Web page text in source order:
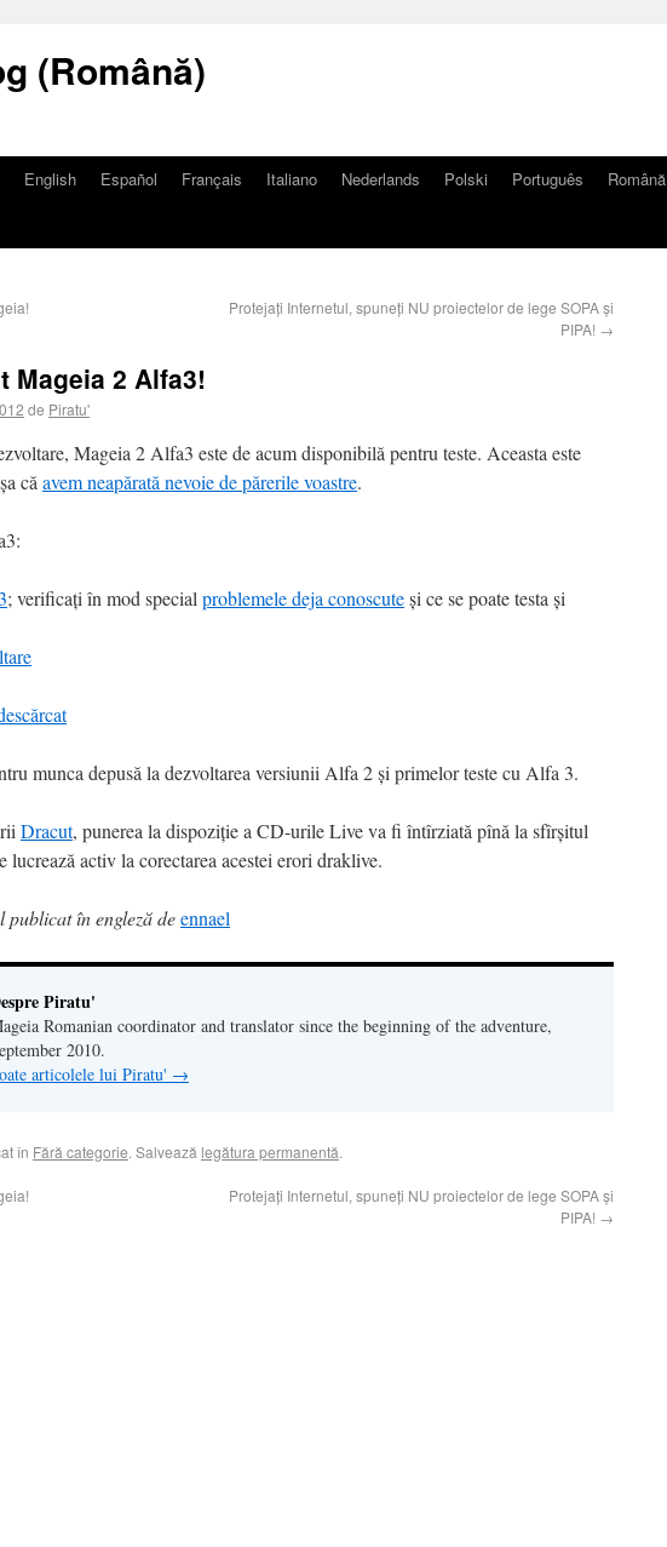
(Română)
English Español Français Italiano Nederlands Polski Português Română
Protejați Internetul, spuneți NU proiectelor de lege SOPA și
PIPA! →
Mageia 2 Alfa3!
de Piratu'
Mageia 2 Alfa3 este de acum disponibilă pentru teste. Aceasta este
că avem neapărată nevoie de părerile voastre.
; verificați în mod special problemele deja conoscuteși ce se poate testa și
munca depusă la dezvoltarea versiunii Alfa 2 și primelor teste cu Alfa 3.
Dracut, punerea la dispoziție a CD-urile Live va fi întîrziată pînă la sfîrșitul
lucrează activ la corectarea acestei erori draklive.
în engleză deennael
Piratu'
Romanian coordinator and translator since the beginning of the adventure,
2010.
articolele lui Piratu' →
în Fără categorie. Salvează legătura permanentă.
Protejați Internetul, spuneți NU proiectelor de lege SOPA și
PIPA! →